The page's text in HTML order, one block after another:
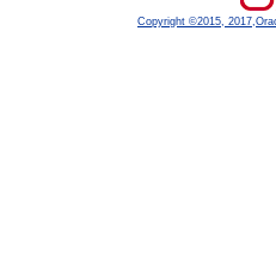
Copyright ©2015,